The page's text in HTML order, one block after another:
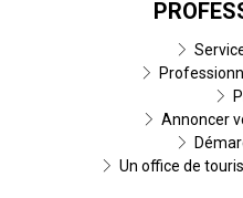
Annoncer
Un office de